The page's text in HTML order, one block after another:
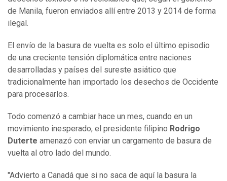
de Manila, fueron enviados allí entre 2013 y 2014 de forma
ilegal.
El envío de la basura de vuelta es solo el último episodio
de una creciente tensión diplomática entre naciones
desarrolladas y países del sureste asiático que
tradicionalmente han importado los desechos de Occidente
para procesarlos.
Todo comenzó a cambiar hace un mes, cuando en un
movimiento inesperado, el presidente filipino Rodrigo
Duterte amenazó con enviar un cargamento de basura de
vuelta al otro lado del mundo.
"Advierto a Canadá que si no saca de aquí la basura la